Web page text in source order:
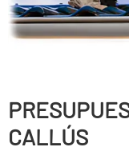
CALLÚS